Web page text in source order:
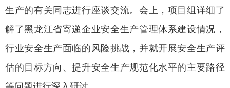
生产的有关同志进行座谈交流。会上，项目组详细了
解了黑龙江省寄递企业安全生产管理体系建设情况，
行业安全生产面临的风险挑战，并就开展安全生产评
估的目标方向、提升安全生产规范化水平的主要路径